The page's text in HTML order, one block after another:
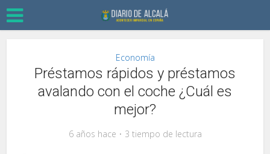
Economía
Préstamos rápidos y préstamos
avalando con el coche ¿Cuál es
mejor?
6 años hace 3 tiempo de lectura